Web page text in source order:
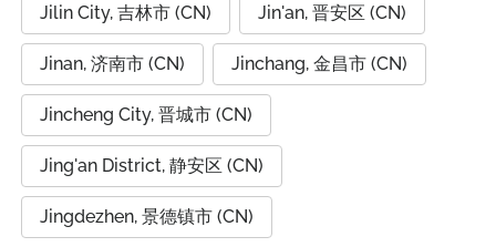
Jilin City, 吉林市 (CN) Jin'an, 晋安区 (CN)
Jinan, 济南市 (CN) Jinchang, 金昌市 (CN)
Jincheng City, 晋城市 (CN)
Jing'an District, 静安区 (CN)
Jingdezhen, 景德镇市 (CN)